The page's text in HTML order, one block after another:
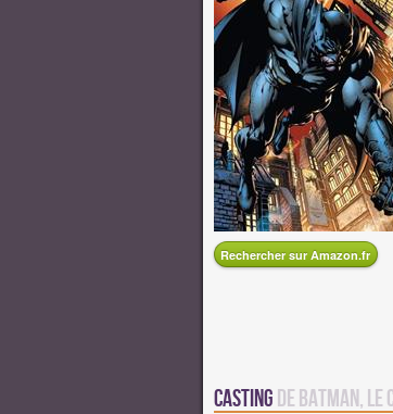
Rechercher sur Amazon.fr
Casting de Batman,